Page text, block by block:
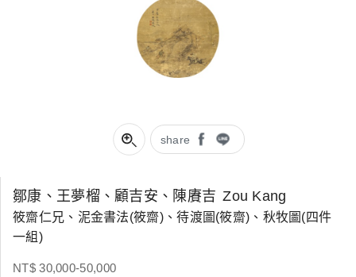
share
鄒康、王夢榴、顧吉安、陳賡吉 Zou Kang
筱齋仁兄、泥金書法(筱齋)、待渡圖(筱齋)、秋牧圖(四件
一組)
NT$ 30,000-50,000